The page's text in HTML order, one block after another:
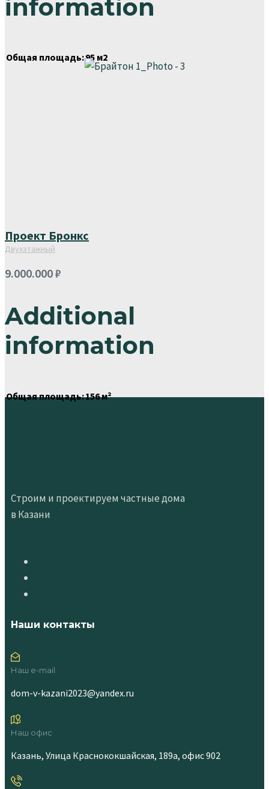
information
Общая площадь:95 м2
Проект Бронкс
Двухэтажный
9.000.000₽
Additional
information
Общая площадь:156 м²
Строим и проектируем частные дома
в Казани
Наши контакты
Наш e-mail
dom-v-kazani2023@yandex.ru
Наш офис
Казань, Улица Краснококшайская, 189а, офис 902